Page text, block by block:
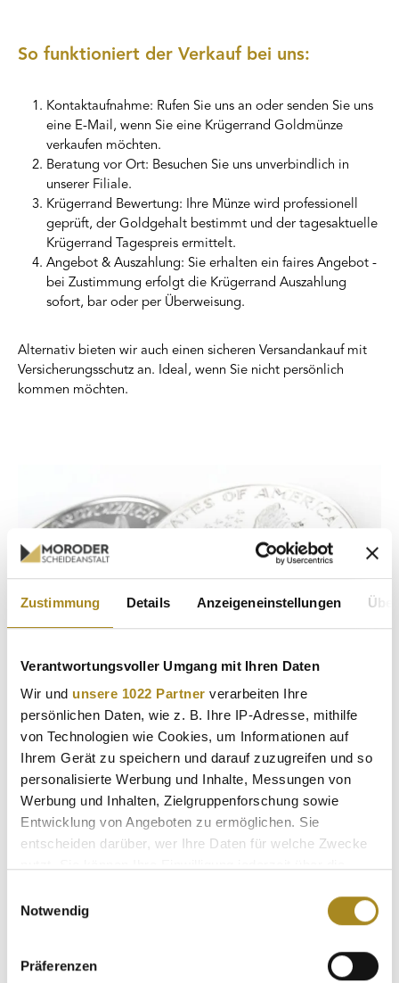
Zustimmung Details Anzeigeneinstellungen
Verantwortungsvoller Umgang mit Ihren Daten
Wir und unsere 1022 Partner verarbeiten Ihre
persönlichen Daten, wie z. B. Ihre IP-Adresse, mithilfe
von Technologien wie Cookies, um Informationen auf
Ihrem Gerät zu speichern und darauf zuzugreifen und so
personalisierte Werbung und Inhalte, Messungen von
Werbung und Inhalten, Zielgruppenforschung sowie
Entwicklung von Angeboten zu ermöglichen. Sie
entscheiden darüber, wer Ihre Daten für welche Zwecke
Trigger Symbol ändern oder widerrufen
Informationen über Ihre geografische Lage
Notwendig
Präferenzen
So funktioniert der Verkauf bei uns:
Kontaktaufnahme: Rufen Sie uns an oder senden Sie uns
eine E-Mail, wenn Sie eine Krügerrand Goldmünze
verkaufen möchten.
Beratung vor Ort: Besuchen Sie uns unverbindlich in
unserer Filiale.
Krügerrand Bewertung: Ihre Münze wird professionell
geprüft, der Goldgehalt bestimmt und der tagesaktuelle
Krügerrand Tagespreis ermittelt.
Angebot & Auszahlung: Sie erhalten ein faires Angebot -
bei Zustimmung erfolgt die Krügerrand Auszahlung
sofort, bar oder per Überweisung.
Alternativ bieten wir auch einen sicheren Versandankauf mit
Versicherungsschutz an. Ideal, wenn Sie nicht persönlich
kommen möchten.
Warum jetzt Krügerrand verkaufen in
Düsseldorf lohnt
stetig gestiegen. Viele Anleger nutzen diesen Zeitpunkt, um
Gewinne zu realisieren oder ungenutzte Goldreserven zu
Anlagen kann der heutige Krügerrand Wert deutlich höher